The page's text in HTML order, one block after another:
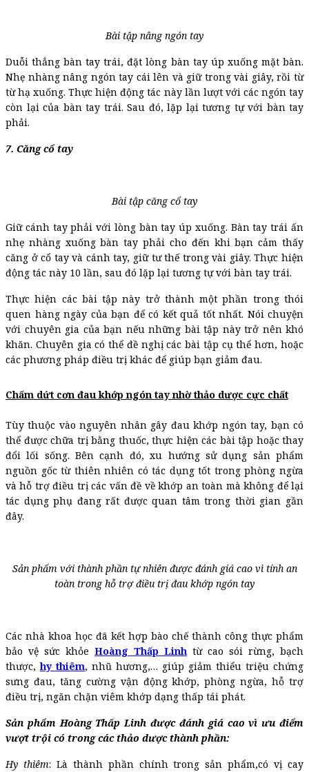
Bài tập nâng ngón tay
Duỗi thẳng bàn tay trái, đặt lòng bàn tay úp xuống mặt bàn.
Nhẹ nhàng nâng ngón tay cái lên và giữ trong vài giây, rồi từ
từ hạ xuống. Thực hiện động tác này lần lượt với các ngón tay
còn lại của bàn tay trái. Sau đó, lặp lại tương tự với bàn tay
phải.
7. Căng cổ tay
Bài tập căng cổ tay
Giữ cánh tay phải với lòng bàn tay úp xuống. Bàn tay trái ấn
nhẹ nhàng xuống bàn tay phải cho đến khi bạn cảm thấy
căng ở cổ tay và cánh tay, giữ tư thế trong vài giây. Thực hiện
động tác này 10 lần, sau đó lặp lại tương tự với bàn tay trái.
Thực hiện các bài tập này trở thành một phần trong thói
quen hàng ngày của bạn để có kết quả tốt nhất. Nói chuyện
với chuyên gia của bạn nếu những bài tập này trở nên khó
khăn. Chuyên gia có thể đề nghị các bài tập cụ thể hơn, hoặc
các phương pháp điều trị khác để giúp bạn giảm đau.
Chấm dứt cơn đau khớp ngón tay nhờ thảo dược cực chất
Tùy thuộc vào nguyên nhân gây đau khớp ngón tay, bạn có
thể được chữa trị bằng thuốc, thực hiện các bài tập hoặc thay
đổi lối sống. Bên cạnh đó, xu hướng sử dụng sản phẩm
nguồn gốc từ thiên nhiên có tác dụng tốt trong phòng ngừa
và hỗ trợ điều trị các vấn đề về khớp an toàn mà không để lại
tác dụng phụ đang rất được quan tâm trong thời gian gần
đây.
Sản phẩm với thành phần tự nhiên được đánh giá cao vì tính an
toàn trong hỗ trợ điều trị đau khớp ngón tay
Các nhà khoa học đã kết hợp bào chế thành công thực phẩm
bảo vệ sức khỏe Hoàng Thấp Linh từ cao sói rừng, bạch
thược,hy thiêm, nhũ hương,… giúp giảm thiểu triệu chứng
sưng đau, tăng cường vận động khớp, phòng ngừa, hỗ trợ
điều trị, ngăn chặn viêm khớp dạng thấp tái phát.
Sản phẩm Hoàng Thấp Linh được đánh giá cao vì ưu điểm
vượt trội có trong các thảo dược thành phần:
Hy thiêm: Là thành phần chính trong sản phẩm,có vị cay